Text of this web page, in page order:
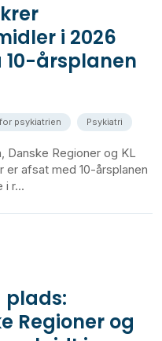
i 2026
årsplanen
psykiatrien Psykiatri
Danske Regioner og KL
er afsat med 10-årsplanen
i r...
plads:
Regioner og